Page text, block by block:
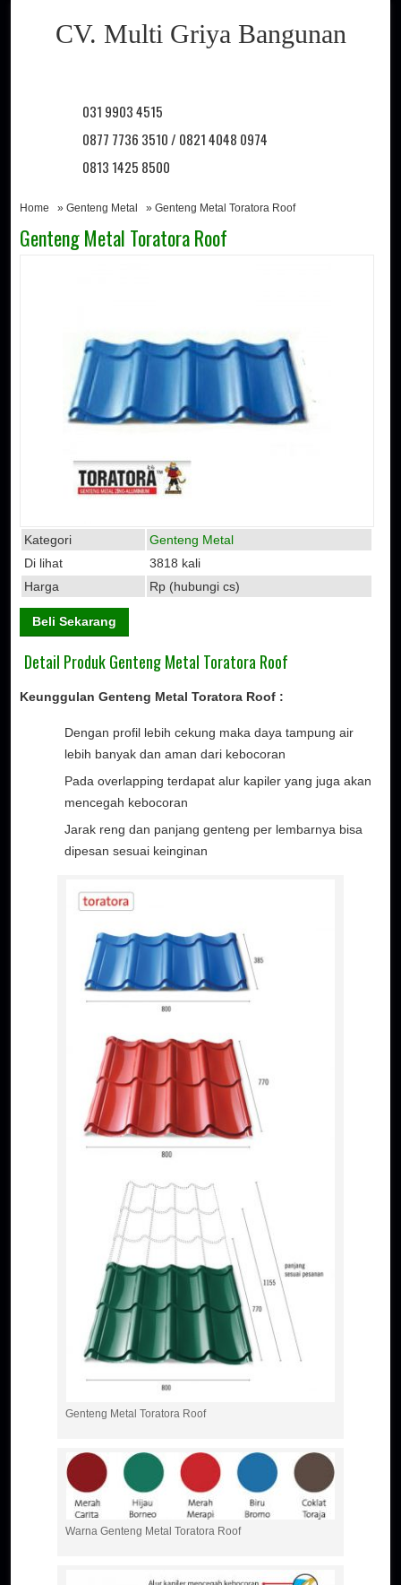
CV. Multi Griya Bangunan
031 9903 4515
0877 7736 3510 / 0821 4048 0974
0813 1425 8500
Home »Genteng Metal » Genteng Metal Toratora Roof
Genteng Metal Toratora Roof
Kategori
Genteng Metal
Di lihat
3818 kali
Harga
Rp (hubungi cs)
Beli Sekarang
Detail Produk Genteng Metal Toratora Roof
Keunggulan Genteng Metal Toratora Roof :
Dengan profil lebih cekung maka daya tampung air
lebih banyak dan aman dari kebocoran
Pada overlapping terdapat alur kapiler yang juga akan
mencegah kebocoran
Jarak reng dan panjang genteng per lembarnya bisa
dipesan sesuai keinginan
Genteng Metal Toratora Roof
Warna Genteng Metal Toratora Roof